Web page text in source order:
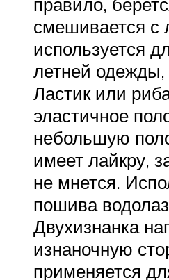
смешивается с
используется
летней одежды,
Ластик или
эластичное
небольшую
имеет лайкру,
не мнется.
пошива
Двухизнанка
изнаночную
применяется